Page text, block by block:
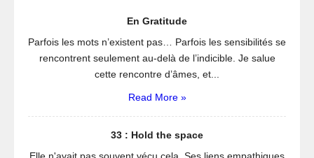
En Gratitude
Parfois les mots n’existent pas… Parfois les sensibilités se
rencontrent seulement au-delà de l’indicible. Je salue
cette rencontre d’âmes, et...
Read More »
33 : Hold the space